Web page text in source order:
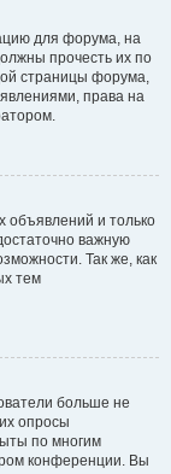
для форума, на
прочесть их по
страницы форума,
права на
объявлений и только
важную
Так же, как
тем
больше не
опросы
по многим
конференции. Вы